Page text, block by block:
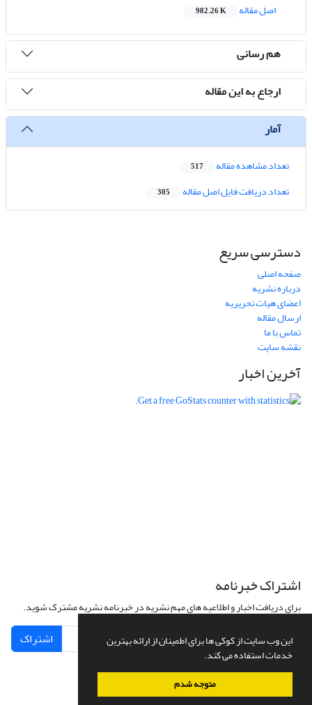
این وب سایت از کوکی ها برای اطمینان از ارائه بهترین
خدمات استفاده می کند.
متوجه شدم
اصل مقاله
982.26 K
هم رسانی
ارجاع به این مقاله
آمار
تعداد مشاهده مقاله 517
تعداد دریافت فایل اصل مقاله 305
دسترسی سریع
صفحه اصلی
درباره نشریه
اعضای هیات تحریریه
ارسال مقاله
تماس با ما
نقشه سایت
آخرین اخبار
اشتراک خبرنامه
برای دریافت اخبار و اطلاعیه های مهم نشریه در خبرنامه نشریه مشترک شوید.
اشتراک
سامانه مدیریت نشریات علمی.طراحی و پیاده سازی ازسیناوب